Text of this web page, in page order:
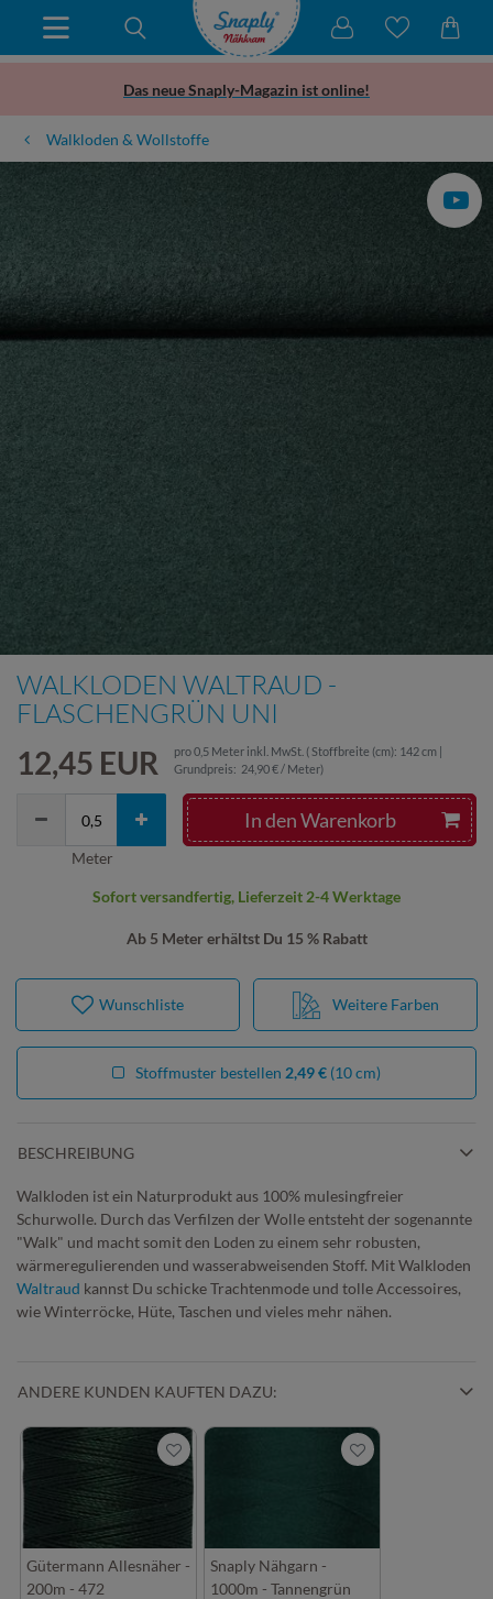
Das neue Snaply-Magazin ist online!
Walkloden & Wollstoffe
WALKLODEN WALTRAUD -
FLASCHENGRÜN UNI
12,45 EUR pro0,5 Meter inkl. MwSt. ( Stoffbreite (cm): 142 cm |
Grundpreis: 24,90 € / Meter)
Ab 5 Meter erhältst Du 15 % Rabatt
In den Warenkorb
Meter
Sofort versandfertig, Lieferzeit 2-4 Werktage
Weitere Farben
Wunschliste
Stoffmuster bestellen 2,49 € (10 cm)
BESCHREIBUNG
Walkloden ist ein Naturprodukt aus 100% mulesingfreier
Schurwolle. Durch das Verfilzen der Wolle entsteht der sogenannte
"Walk" und macht somit den Loden zu einem sehr robusten,
wärmeregulierenden und wasserabweisenden Stoff. Mit Walkloden
Waltraud kannst Du schicke Trachtenmode und tolle Accessoires,
wie Winterröcke, Hüte, Taschen und vieles mehr nähen.
ANDERE KUNDEN KAUFTEN DAZU:
Gütermann Allesnäher -
200m - 472
Snaply Nähgarn -
1000m - Tannengrün